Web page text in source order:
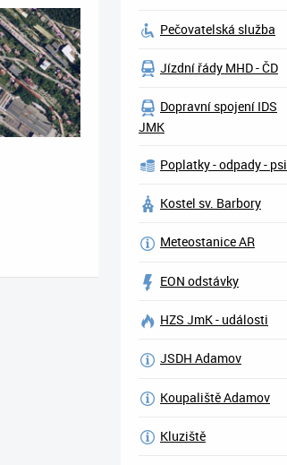
Pečovatelská služba
Jízdní řády MHD - ČD
Dopravní spojení IDS
JMK
Poplatky - odpady - psi
Kostel sv. Barbory
Meteostanice AR
EON odstávky
HZS JmK - události
JSDH Adamov
Koupaliště Adamov
Kluziště